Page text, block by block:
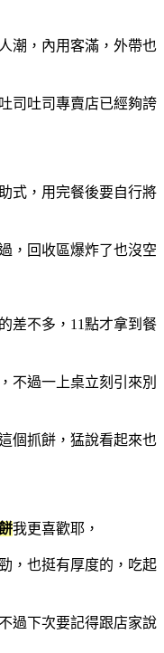
潮，內用客滿，外帶也
司吐司專賣店已經夠誇
式，用完餐後要自行將
，回收區爆炸了也沒空
差不多，11點才拿到餐
不過一上桌立刻引來別
個抓餅，猛說看起來也
我更喜歡耶，
，也挺有厚度的，吃起
過下次要記得跟店家說